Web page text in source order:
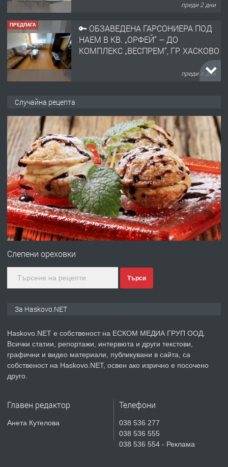
преди 2 дни
ПРЕДЛАГА
🔑 ОБЗАВЕДЕНА ГАРСОНИЕРА ПОД
НАЕМ В КВ. „ОРФЕЙ“ – ДО
КОМПЛЕКС „ВЕСПРЕМ“, ГР. ХАСКОВО
преди 4 дни
АПАРТАМЕНТ В ЦЕНТЪРА НА ГР.
ХАСКОВО
преди 4 дни
ПРЕДЛАГА Давам гараж под наем
преди 4 дни
ПРЕДЛАГА
№4120 Магазин/Офис под наем в кв.
преди 5 дни
ПРЕДЛАГА
Продавам парцел в гр. Хасково кв.
СГЛОБЯВАНЕ НА МЕБЕЛИ.
Случайна рецепта
Слепени ореховки
Търси
За Haskovo.NET
Haskovo.NET е собственост на ЕСКОМ МЕДИА ГРУП ООД.
Всички статии, репортажи, интервюта и други текстови,
графични и видео материали, публикувани в сайта, са
собственост на Haskovo.NET, освен ако изрично е посочено
друго.
Главен редактор
Анета Кутелова
Телефони
038 536 277
038 536 555
038 536 554 - Реклама